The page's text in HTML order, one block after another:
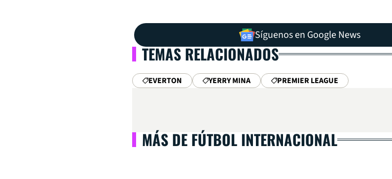
Síguenos en Google News
TEMAS RELACIONADOS
EVERTON YERRY MINA PREMIER LEAGUE
MÁS DE FÚTBOL INTERNACIONAL